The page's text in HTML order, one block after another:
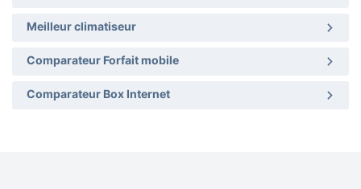
Meilleur climatiseur
Comparateur Forfait mobile
Comparateur Box Internet